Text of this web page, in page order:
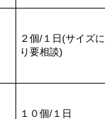
２個/１日(サイズ
り要相談)
１０個/１日